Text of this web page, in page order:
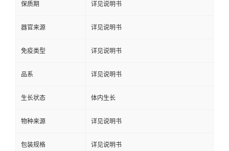
保质期 详见说明书
器官来源 详见说明书
免疫类型 详见说明书
品系 详见说明书
生长状态 体内生长
物种来源 详见说明书
包装规格 详见说明书